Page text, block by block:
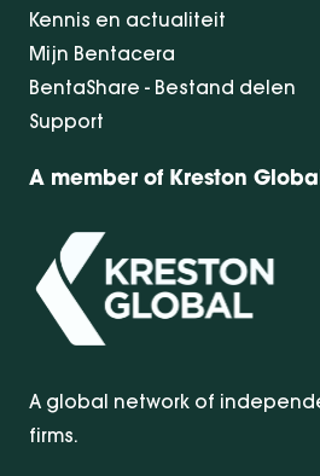
Kennis en actualiteit
Mijn Bentacera
BentaShare - Bestand delen
Support
A member of Kreston Global
A global network of
firms.